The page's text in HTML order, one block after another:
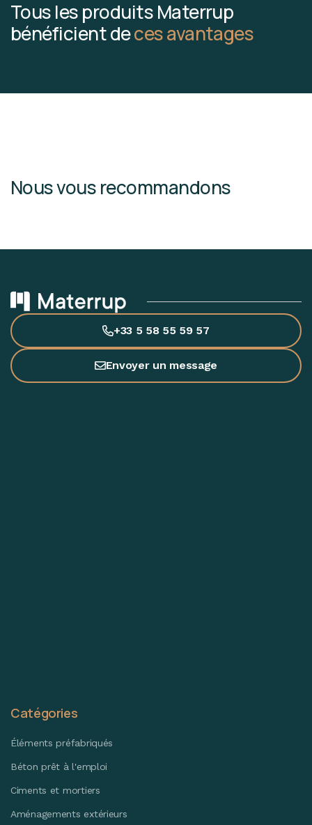
Tous les produits Materrup
bénéficient deces avantages
Nous vous recommandons
+33 5 58 55 59 57
Envoyer un message
Catégories
Éléments préfabriqués
Béton prêt à l'emploi
Ciments et mortiers
Aménagements extérieurs